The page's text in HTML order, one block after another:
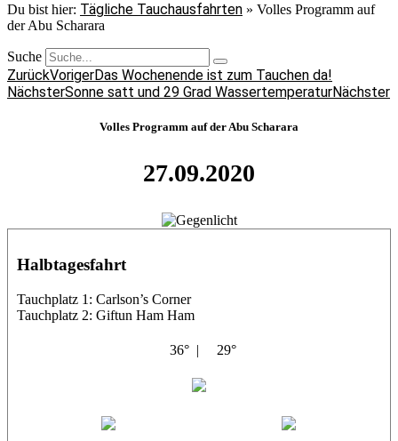
Du bist hier: Tägliche Tauchausfahrten » Volles Programm auf
der Abu Scharara
Suche
ZurückVorigerDas Wochenende ist zum Tauchen da!
NächsterSonne satt und 29 Grad WassertemperaturNächster
Volles Programm auf der Abu Scharara
27.09.2020
Halbtagesfahrt
Tauchplatz 1: Carlson’s Corner
Tauchplatz 2: Giftun Ham Ham
36° | 29°